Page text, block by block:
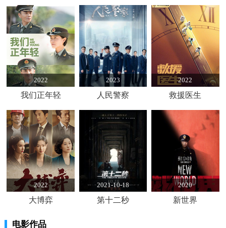
2022
我们正年轻
2023
人民警察
2022
救援医生
2022
大博弈
2021-10-18
第十二秒
2020
新世界
电影作品